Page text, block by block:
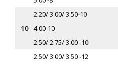
10
2.20/ 3.00/ 3.50-10
4.00-10
2.50/ 2.75/ 3.00 -10
2.50/ 3.00/ 3.50 -12